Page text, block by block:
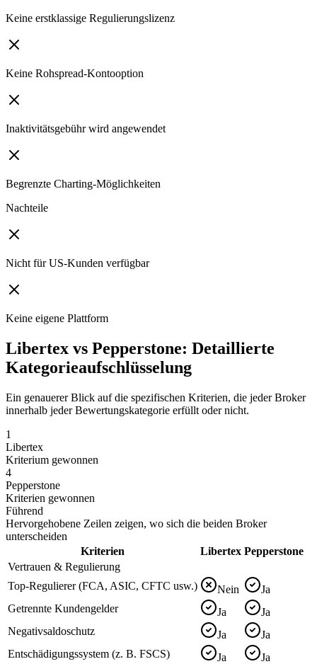
Keine erstklassige Regulierungslizenz
Keine Rohspread-Kontooption
Inaktivitätsgebühr wird angewendet
Begrenzte Charting-Möglichkeiten
Nachteile
Nicht für US-Kunden verfügbar
Keine eigene Plattform
Libertex vs Pepperstone: Detaillierte
Kategorieaufschlüsselung
Ein genauerer Blick auf die spezifischen Kriterien, die jeder Broker
innerhalb jeder Bewertungskategorie erfüllt oder nicht.
1
Libertex
Kriterium gewonnen
4
Pepperstone
Kriterien gewonnen
Führend
Hervorgehobene Zeilen zeigen, wo sich die beiden Broker
unterscheiden
Kriterien
Libertex Pepperstone
Vertrauen & Regulierung
Top-Regulierer (FCA, ASIC, CFTC usw.)
Nein
Ja
Getrennte Kundengelder
Ja
Ja
Negativsaldoschutz
Ja
Ja
Entschädigungssystem (z. B. FSCS)
Ja
Ja